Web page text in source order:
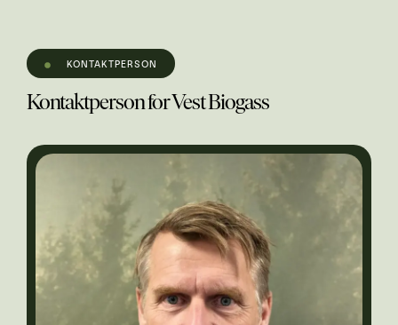
KONTAKTPERSON
Kontaktperson for Vest Biogass